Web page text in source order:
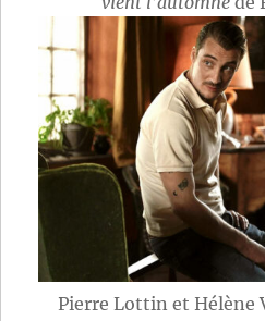
Pierre Lottin et Hélène